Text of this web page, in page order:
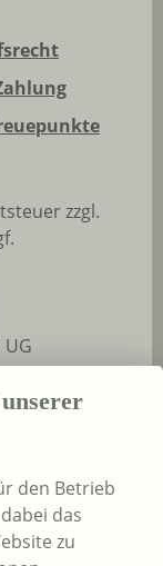
zzgl.
den Betrieb
das
zu